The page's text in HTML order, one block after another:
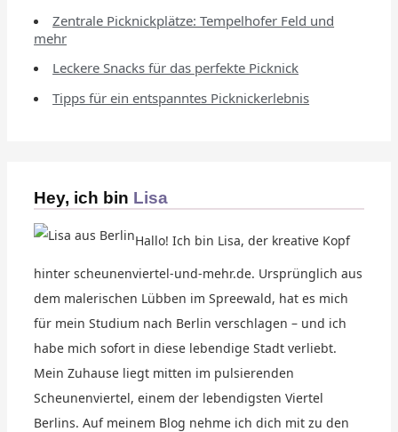
Zentrale Picknickplätze: Tempelhofer Feld und
mehr
Leckere Snacks für das perfekte Picknick
Tipps für ein entspanntes Picknickerlebnis
Hey, ich bin Lisa
Hallo! Ich bin Lisa, der kreative Kopf
hinter scheunenviertel-und-mehr.de. Ursprünglich aus
dem malerischen Lübben im Spreewald, hat es mich
für mein Studium nach Berlin verschlagen – und ich
habe mich sofort in diese lebendige Stadt verliebt.
Mein Zuhause liegt mitten im pulsierenden
Scheunenviertel, einem der lebendigsten Viertel
Berlins. Auf meinem Blog nehme ich dich mit zu den